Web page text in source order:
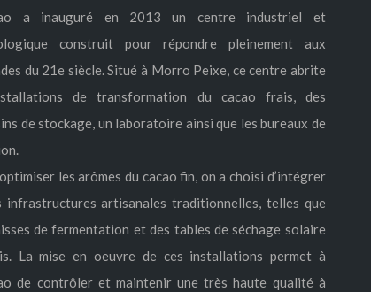
a inauguré en 2013 un centre industriel et
construit pour répondre pleinement aux
du 21e siècle. Situé à Morro Peixe, ce centre abrite
de transformation du cacao frais, des
de stockage, un laboratoire ainsi que les bureaux de
les arômes du cacao fin, on a choisi d’intégrer
infrastructures artisanales traditionnelles, telles que
de fermentation et des tables de séchage solaire
La mise en oeuvre de ces installations permet à
de contrôler et maintenir une très haute qualité à